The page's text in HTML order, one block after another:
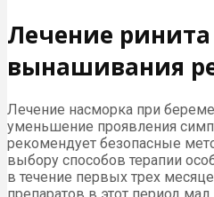
Лечение
вынашивания
Лечение насморка при
уменьшение проявления
рекомендует безопасные
выбору способов терапии
в течение первых трех